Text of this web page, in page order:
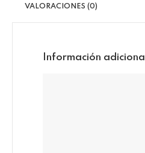
VALORACIONES (0)
Información adicional